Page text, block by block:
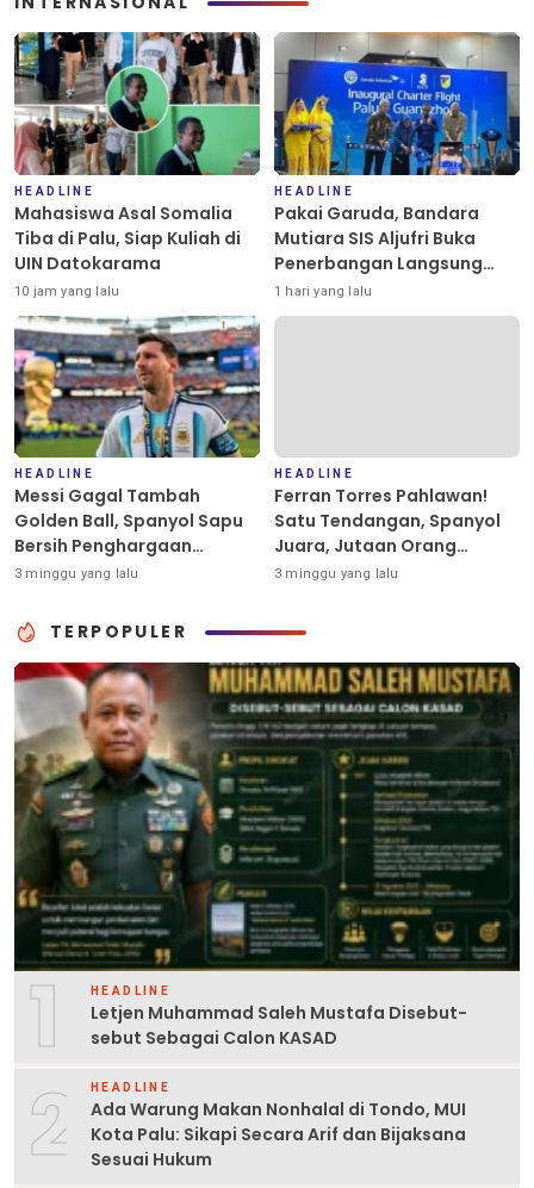
HEADLINE
Mahasiswa Asal Somalia
Tiba di Palu, Siap Kuliah di
UIN Datokarama
10 jam yang lalu
HEADLINE
Pakai Garuda, Bandara
Mutiara SIS Aljufri Buka
Penerbangan Langsung
Palu-Guangzhou
1 hari yang lalu
HEADLINE
Messi Gagal Tambah
Golden Ball, Spanyol Sapu
Bersih Penghargaan
Individu Piala Dunia 2026
3 minggu yang lalu
HEADLINE
Ferran Torres Pahlawan!
Satu Tendangan, Spanyol
Juara, Jutaan Orang
Berpesta
3 minggu yang lalu
TERPOPULER
1 HEADLINE
Letjen Muhammad Saleh Mustafa Disebut-
sebut Sebagai Calon KASAD
2 HEADLINE
Ada Warung Makan Nonhalal di Tondo, MUI
Kota Palu: Sikapi Secara Arif dan Bijaksana
Sesuai Hukum